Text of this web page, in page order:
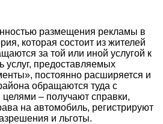
размещения рекламы в
которая состоит из жителей
за той или иной услугой к
услуг, предоставляемых
постоянно расширяется и
обращаются туда с
– получают справки,
на автомобиль, регистрируют
и льготы.